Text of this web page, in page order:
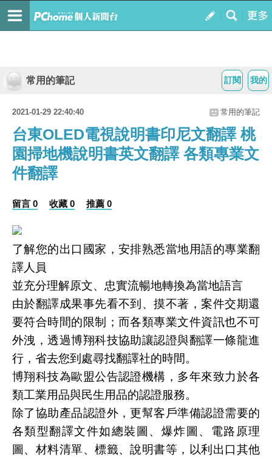
我的
訂閱
常用的筆記
2021-01-29 22:40:40 常用的筆記
台東OLED電視說明書印尼文翻譯 桃
園掃地機說明書英文翻譯 各類專業文
件翻譯
留言 0 收藏 0 推薦 0
了解您的出口國家，安排熟悉當地用語的專業翻
譯人員
並充分理解原文、忠實流暢地轉換為當地語言
由於翻譯成果事先看不到、摸不著，案件交期還
要符合時間的限制；而各類專業文件資訊也不可
外洩，透過博翔科技協助讓認證與翻譯一條龍進
行，省去您到處尋找翻譯社的時間。
博翔科技為歐盟公告認證機構，多年來致力於各
類工業用品與民生用品的認證服務。
除了協助產品認證外，更幫客戶準備認證需要的
各類型翻譯文件如總裝圖、爆炸圖、電路原理
圖、材料清單、標籤、說明書等，以利出口其他